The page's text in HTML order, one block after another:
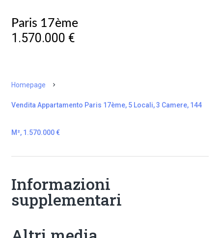
Paris 17ème
1.570.000 €
Homepage
Vendita Appartamento Paris 17ème, 5 Locali, 3 Camere, 144
M², 1.570.000 €
Informazioni
supplementari